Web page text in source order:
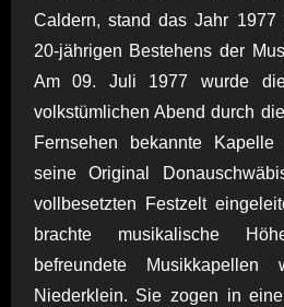
Caldern, stand das Jahr
20-jährigen Bestehens der
Am 09. Juli 1977 wurde
volkstümlichen Abend durch
Fernsehen bekannte
seine Original
vollbesetzten Festzelt
brachte musikalische
befreundete
Niederklein. Sie zogen in